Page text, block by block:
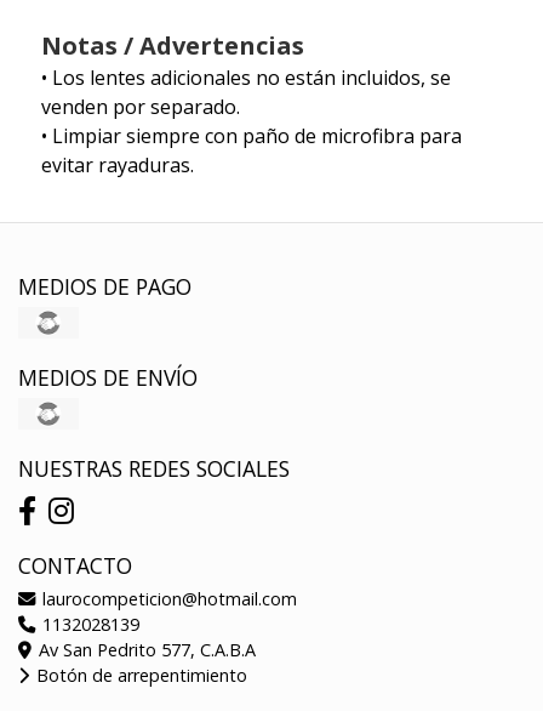
Notas / Advertencias
• Los lentes adicionales no están incluidos, se
venden por separado.
• Limpiar siempre con paño de microfibra para
evitar rayaduras.
MEDIOS DE PAGO
MEDIOS DE ENVÍO
NUESTRAS REDES SOCIALES
CONTACTO
laurocompeticion@hotmail.com
1132028139
Av San Pedrito 577, C.A.B.A
Botón de arrepentimiento